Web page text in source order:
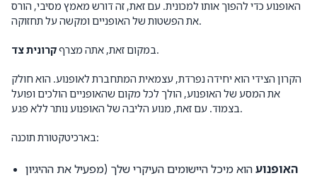
האופנוע כדי להפוך אותו למכונית. עם זאת, זה דורש מאמץ מסיבי, הורס
את הפשטות של האופניים ומקשה על תחזוקה.
במקום זאת, אתה מצרףקרונית צד .
הקרון הצידי הוא יחידה נפרדת, עצמאית המתחברת לאופנוע. הוא חולק
את המסע של האופנוע, הולך לכל מקום שהאופניים הולכים ופועל
בצמוד. עם זאת, מנוע הליבה של האופנוע נותר ללא פגע.
בארכיטקטורת תוכנה:
האופנוע הוא מיכל היישומים העיקרי שלך (מפעיל את ההיגיון